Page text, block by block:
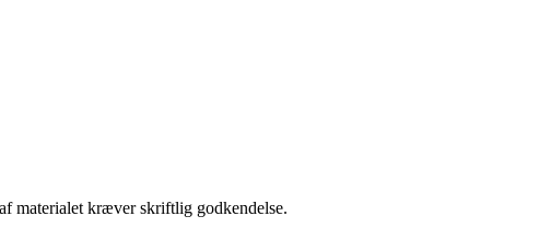
materialet kræver skriftlig godkendelse.